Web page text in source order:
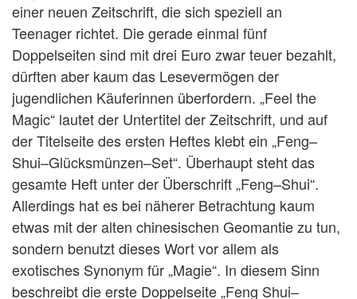
einer neuen Zeitschrift, die sich speziell an
Teenager richtet. Die gerade einmal fünf
Doppelseiten sind mit drei Euro zwar teuer bezahlt,
dürften aber kaum das Lesevermögen der
jugendlichen Käuferinnen überfordern. „Feel the
Magic“ lautet der Untertitel der Zeitschrift, und auf
der Titelseite des ersten Heftes klebt ein „Feng–
Shui–Glücksmünzen–Set“. Überhaupt steht das
gesamte Heft unter der Überschrift „Feng–Shui“.
Allerdings hat es bei näherer Betrachtung kaum
etwas mit der alten chinesischen Geomantie zu tun,
sondern benutzt dieses Wort vor allem als
exotisches Synonym für „Magie“. In diesem Sinn
beschreibt die erste Doppelseite „Feng Shui–